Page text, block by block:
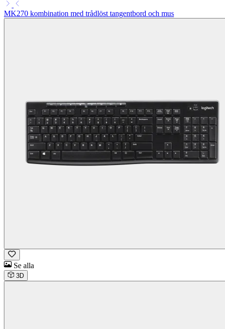
MK270 kombination med trådlöst tangentbord och mus
Se alla
3D